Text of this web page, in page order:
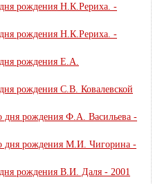
рождения Н.К.Рериха. -
рождения Н.К.Рериха. -
рождения Е.А.
рождения С.В. Ковалевской
дня рождения Ф.А. Васильева -
дня рождения М.И. Чигорина -
рождения В.И. Даля - 2001